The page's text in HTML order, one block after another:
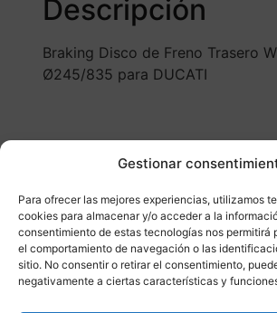
Gestionar
Para ofrecer las mejores experiencias, utilizamos
cookies para almacenar y/o acceder a la
consentimiento de estas tecnologías nos permitirá
el comportamiento de navegación o las
sitio. No consentir o retirar el consentimiento,
negativamente a ciertas características y
Descripción
Braking Disco de Freno Trasero
Ø245/835 para DUCATI
Otros